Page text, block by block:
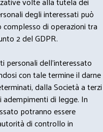
degli interessati può
di operazioni tra
2 del GDPR.
personali dell’interessato
con tale termine il darne
dalla Società a terzi
di legge. In
potranno essere
di controllo in